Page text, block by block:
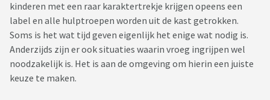
kinderen met een raar karaktertrekje krijgen opeens een
label en alle hulptroepen worden uit de kast getrokken.
Soms is het wat tijd geven eigenlijk het enige wat nodig is.
Anderzijds zijn er ook situaties waarin vroeg ingrijpen wel
noodzakelijk is. Het is aan de omgeving om hierin een juiste
keuze te maken.